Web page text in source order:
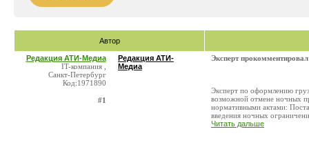
Автор
Редакция АТИ-Медиа
IT-компания ,
Санкт-Петербург
Код:1971890
#1
Редакция АТИ-
Медиа
Эксперт
Эксперт по оформлению
возможной отмене ночных
нормативными актами:
введения ночных
Читать дальше